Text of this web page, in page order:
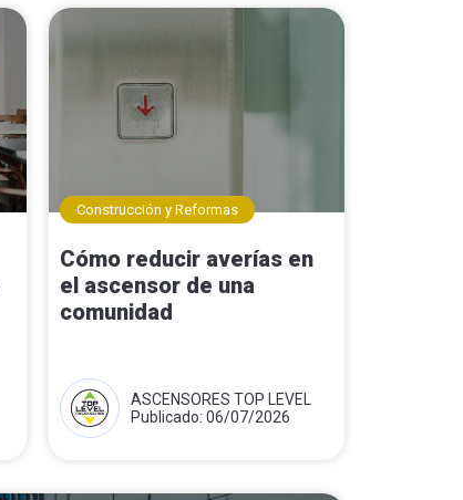
Construcción y Reformas
Cómo reducir averías en
el ascensor de una
comunidad
ASCENSORES TOP LEVEL
Publicado: 06/07/2026